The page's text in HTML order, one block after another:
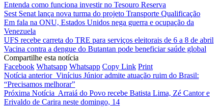
Entenda como funciona investir no Tesouro Reserva
Sest Senat lança nova turma do projeto Transporte Qualificação
Em fala na ONU, Estados Unidos nega guerra e ocupação da
Venezuela
UFS recebe carreta do TRE para serviços eleitorais de 6 a 8 de abril
Vacina contra a dengue do Butantan pode beneficiar saúde global
Compartilhe esta notícia
Facebook Whatsapp Whatsapp Copy Link Print
Notícia anterior Vinícius Júnior admite atuação ruim do Brasil:
“Precisamos melhorar”
Próxima Notícia Arraiá do Povo recebe Batista Lima, Zé Cantor e
Erivaldo de Carira neste domingo, 14